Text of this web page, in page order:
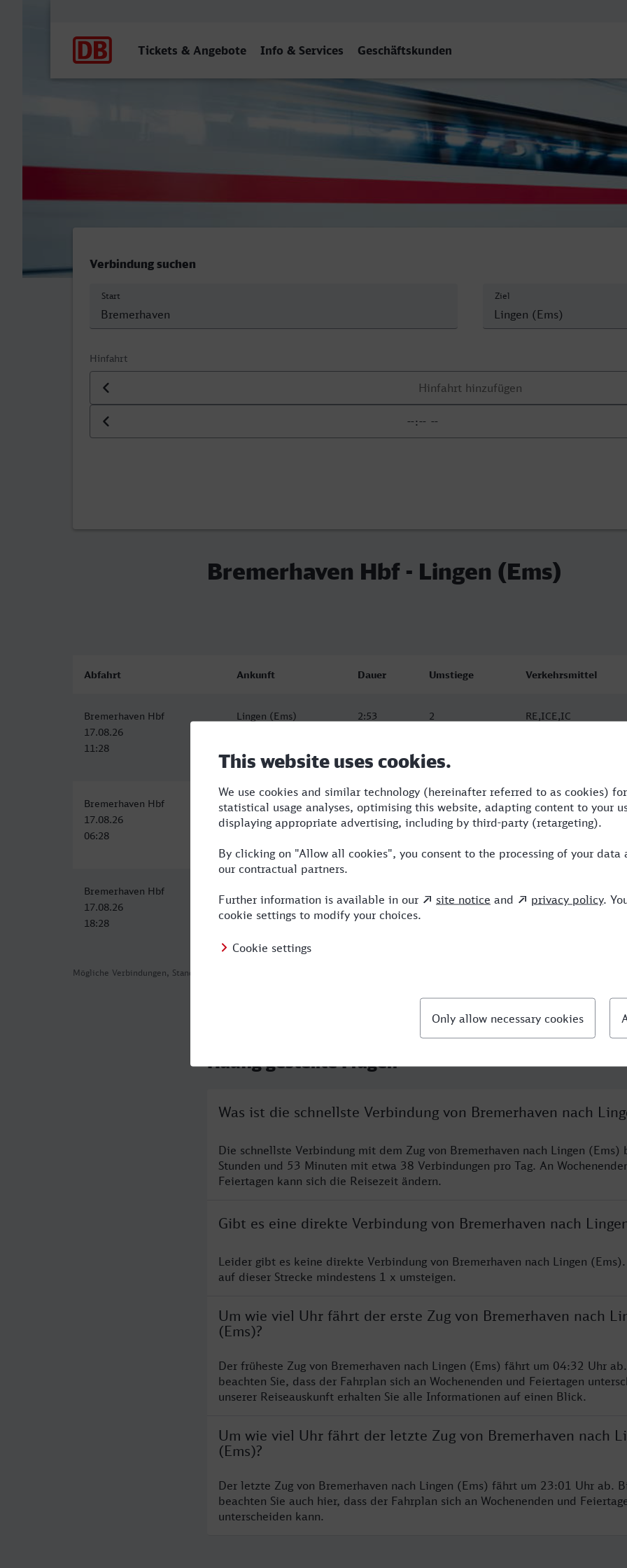
Tickets & Angebote Info & Services Geschäftskunden
Bremerhaven Hbf - Lingen (Ems)
Verbindung suchen
Start Ziel
Hinfahrt
Datum der Hinfahrt
Uhrzeit der Hinfahrt
Bremerhaven Hbf - Lingen (Ems)
Mögliche Verbindungen, Stand: 2026-08-03 17:46
Abfahrt Ankunft Dauer Umstiege Verkehrsmittel
Bremerhaven Hbf
17.08.26
11:28
Lingen (Ems)
2:53 2 RE,ICE,IC
Bremerhaven Hbf
17.08.26
06:28
Lingen (Ems)
17.08.26
3:26 2 WFB,RE
Bremerhaven Hbf
17.08.26
18:28
17.08.26
21:54
Häufig gestellte Fragen
Was ist die schnellste Verbindung von Bremerhaven nach
Die schnellste Verbindung mit dem Zug von Bremerhaven nach Lingen (Ems)
Stunden und 53 Minuten mit etwa 38 Verbindungen pro Tag. An
Feiertagen kann sich die Reisezeit ändern.
Gibt es eine direkte Verbindung von Bremerhaven nach
Leider gibt es keine direkte Verbindung von Bremerhaven nach Lingen (Ems).
auf dieser Strecke mindestens 1 x umsteigen.
Um wie viel Uhr fährt der erste Zug von Bremerhaven nach
(Ems)?
Der früheste Zug von Bremerhaven nach Lingen (Ems) fährt um 04:32 Uhr
beachten Sie, dass der Fahrplan sich an Wochenenden und Feiertagen
unserer Reiseauskunft erhalten Sie alle Informationen auf einen Blick.
Um wie viel Uhr fährt der letzte Zug von Bremerhaven nach
(Ems)?
Der letzte Zug von Bremerhaven nach Lingen (Ems) fährt um 23:01 Uhr ab.
beachten Sie auch hier, dass der Fahrplan sich an Wochenenden und
unterscheiden kann.